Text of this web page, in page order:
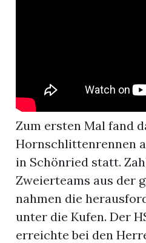
Zum ersten Mal fand
Hornschlittenrennen
in Schönried statt.
Zweierteams aus der
nahmen die
unter die Kufen. Der
erreichte bei den